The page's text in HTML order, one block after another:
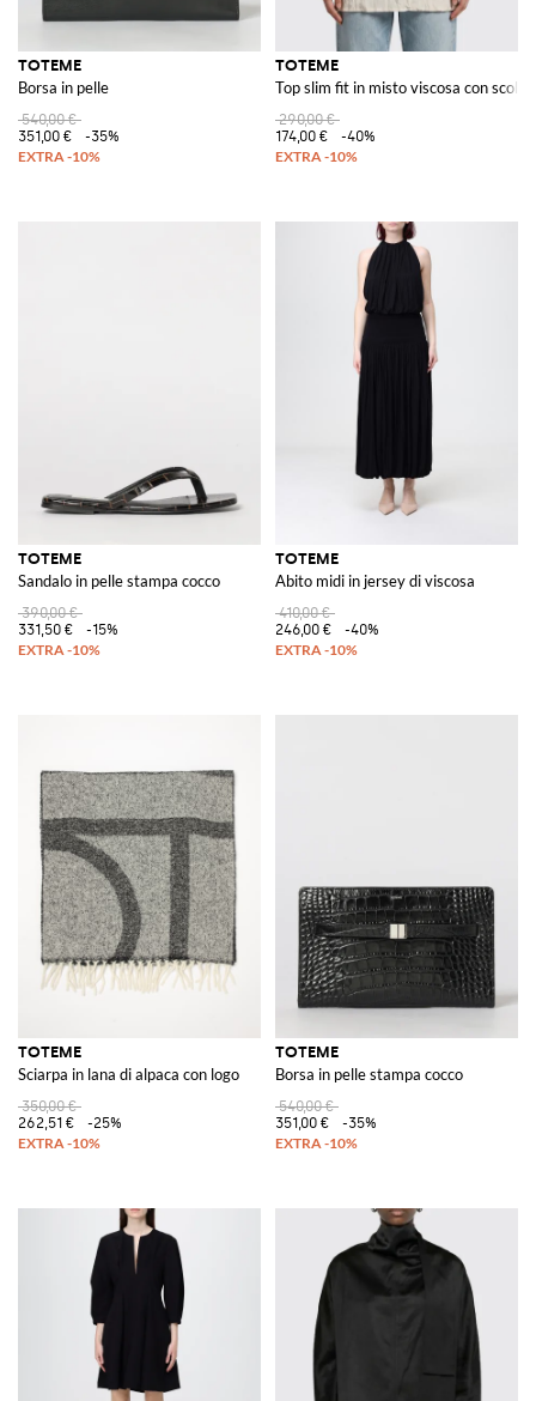
TOTEME
Borsa in pelle
540,00 €
351,00 €
-35%
TOTEME
Top slim fit in misto viscosa con
290,00 €
174,00 €
-40%
TOTEME
Sandalo in pelle stampa cocco
390,00 €
331,50 €
-15%
TOTEME
Abito midi in jersey di viscosa
410,00 €
246,00 €
-40%
TOTEME
Sciarpa in lana di alpaca con logo
350,00 €
262,51 €
-25%
TOTEME
Borsa in pelle stampa cocco
540,00 €
351,00 €
-35%